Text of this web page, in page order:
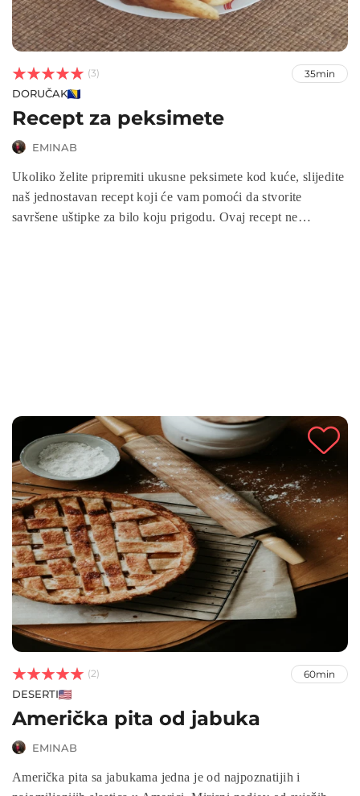


 (3) 35min
DORUČAK
Recept za peksimete
EMINAB
Ukoliko želite pripremiti ukusne peksimete kod kuće, slijedite
naš jednostavan recept koji će vam pomoći da stvorite
savršene uštipke za bilo koju prigodu. Ovaj recept ne


 (2) 60min
DESERTI
Američka pita od jabuka
EMINAB
Američka pita sa jabukama jedna je od najpoznatijih i